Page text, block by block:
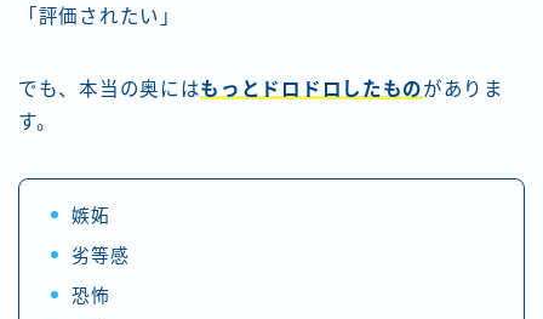
「評価されたい」
でも、本当の奥にはもっとドロドロしたものがありま
す。
嫉妬
劣等感
恐怖